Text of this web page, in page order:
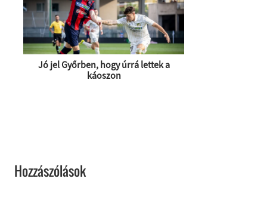
Jó jel Győrben, hogy úrrá lettek a
káoszon
Hozzászólások